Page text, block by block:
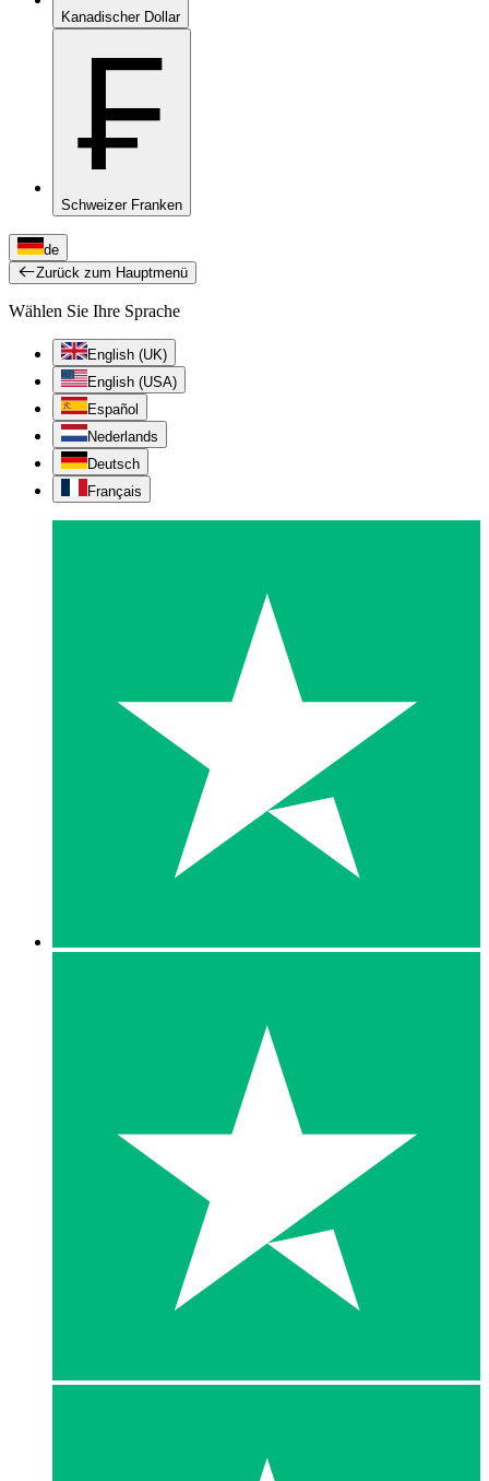
Kanadischer Dollar
₣
Schweizer Franken
de
Zurück zum Hauptmenü
Wählen Sie Ihre Sprache
English (UK)
English (USA)
Español
Nederlands
Deutsch
Français